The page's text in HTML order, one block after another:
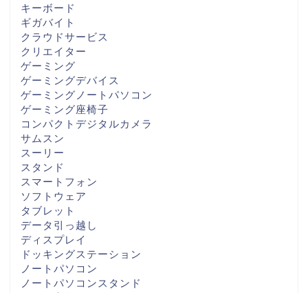
キーボード
ギガバイト
クラウドサービス
クリエイター
ゲーミング
ゲーミングデバイス
ゲーミングノートパソコン
ゲーミング座椅子
コンパクトデジタルカメラ
サムスン
スーリー
スタンド
スマートフォン
ソフトウェア
タブレット
データ引っ越し
ディスプレイ
ドッキングステーション
ノートパソコン
ノートパソコンスタンド